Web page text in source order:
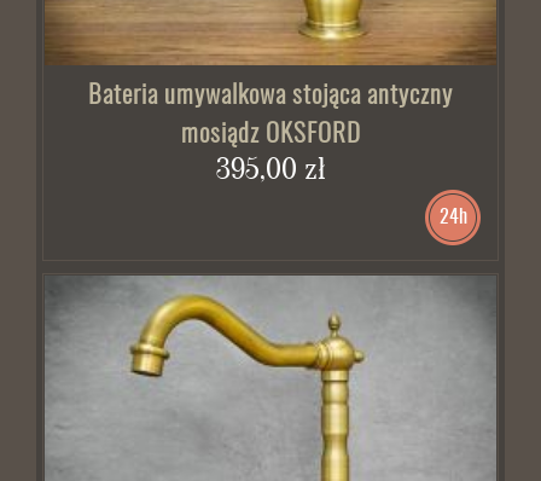
Bateria umywalkowa stojąca antyczny
mosiądz OKSFORD
395,00 zł
24h